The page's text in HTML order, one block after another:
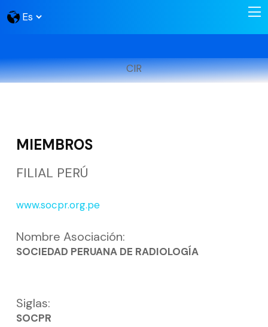
CIR
MIEMBROS
FILIAL PERÚ
www.socpr.org.pe
Nombre Asociación:
SOCIEDAD PERUANA DE RADIOLOGÍA
Siglas:
SOCPR